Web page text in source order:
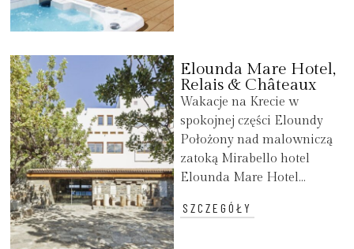
Elounda Mare Hotel,
Relais & Châteaux
Wakacje na Krecie w
spokojnej części Eloundy
Położony nad malowniczą
zatoką Mirabello hotel
Elounda Mare Hotel...
SZCZEGÓŁY